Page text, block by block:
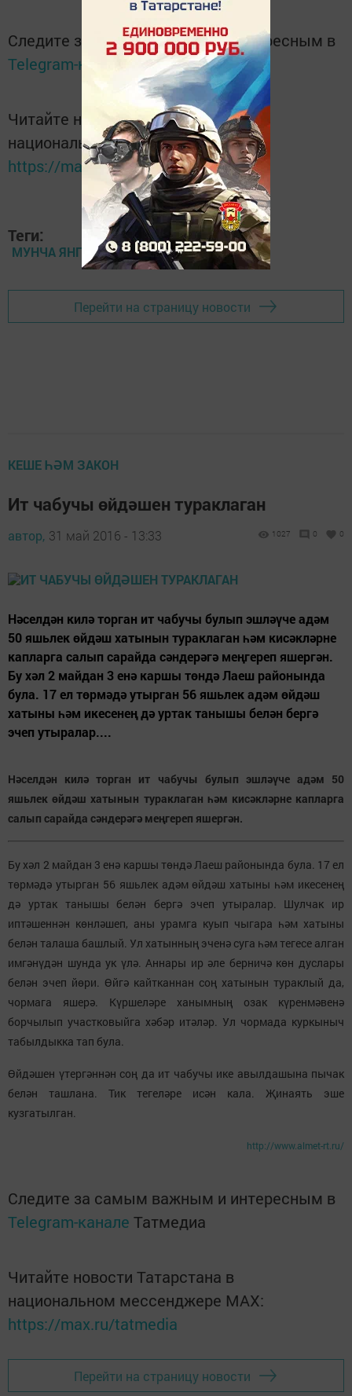
Следите за самым важным и интересным в
Telegram-канале
Татмедиа
Читайте новости Татарстана в
национальном мессенджере MАХ:
https://max.ru/tatmedia
Теги:
МУНЧА ЯНГАН
Перейти на страницу новости
КЕШЕ ҺӘМ ЗАКОН
Ит чабучы өйдәшен тураклаган
автор, 31 май 2016 - 13:33 1027 0 0
Нәселдән килә торган ит чабучы булып эшләүче адәм
50 яшьлек өйдәш хатынын тураклаган һәм кисәкләрне
капларга салып сарайда сәндерәгә меңгереп яшергән.
Бу хәл 2 майдан 3 енә каршы төндә Лаеш районында
була. 17 ел төрмәдә утырган 56 яшьлек адәм өйдәш
хатыны һәм икесенең дә уртак танышы белән бергә
эчеп утыралар....
Нәселдән килә торган ит чабучы булып эшләүче адәм 50
яшьлек өйдәш хатынын тураклаган һәм кисәкләрне капларга
салып сарайда сәндерәгә меңгереп яшергән.
Бу хәл 2 майдан 3 енә каршы төндә Лаеш районында була. 17 ел
төрмәдә утырган 56 яшьлек адәм өйдәш хатыны һәм икесенең
дә уртак танышы белән бергә эчеп утыралар. Шулчак ир
иптәшеннән көнләшеп, аны урамга куып чыгара һәм хатыны
белән талаша башлый. Ул хатынның эченә суга һәм тегесе алган
имгәнүдән шунда ук үлә. Аннары ир әле берничә көн дуслары
белән эчеп йөри. Өйгә кайтканнан соң хатынын тураклый да,
чормага яшерә. Күршеләре ханымның озак күренмәвенә
борчылып участковыйга хәбәр итәләр. Ул чормада куркыныч
табылдыкка тап була.
Өйдәшен үтергәннән соң да ит чабучы ике авылдашына пычак
белән ташлана. Тик тегеләре исән кала. Җинаять эше
кузгатылган.
http://www.almet-rt.ru/
Следите за самым важным и интересным в
Telegram-канале Татмедиа
Читайте новости Татарстана в
национальном мессенджере MАХ:
https://max.ru/tatmedia
Перейти на страницу новости